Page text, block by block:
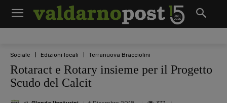
Sociale Edizioni locali Terranuova Bracciolini
Rotaract e Rotary insieme per il Progetto
Scudo del Calcit